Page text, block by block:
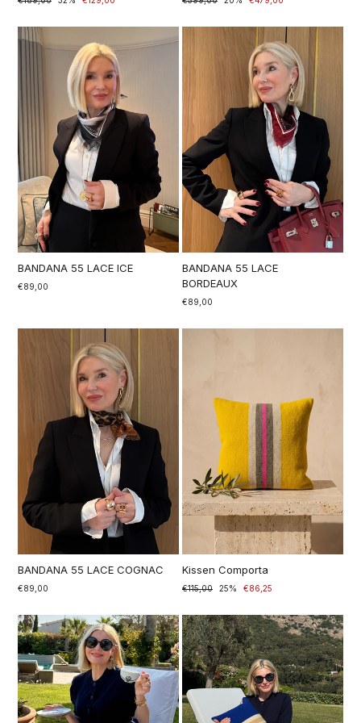
BANDANA 55 LACE ICE
€89,00
BANDANA 55 LACE
BORDEAUX
€89,00
BANDANA 55 LACE COGNAC
€89,00
Kissen Comporta
Prezzo
€115,00
Prezzo
25% €86,25